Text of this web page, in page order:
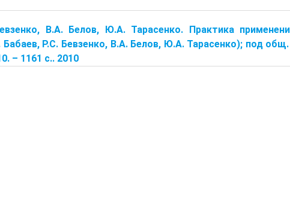
В.А. Белов, Ю.А. Тарасенко. Практика
Р.С. Бевзенко, В.А. Белов, Ю.А. Тарасенко); под
– 1161 с.. 2010